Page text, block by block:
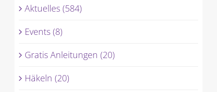
Aktuelles (584)
Events (8)
Gratis Anleitungen (20)
Häkeln (20)